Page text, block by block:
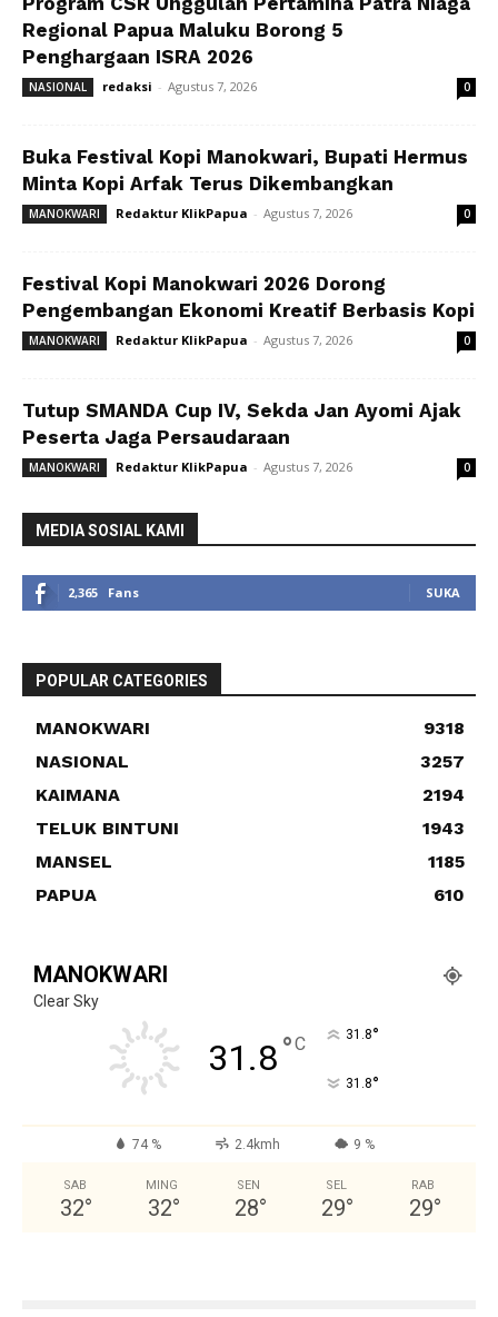
Regional Papua Maluku Borong 5
Penghargaan ISRA 2026
NASIONAL redaksi - Agustus 7, 2026 0
Buka Festival Kopi Manokwari, Bupati Hermus
Minta Kopi Arfak Terus Dikembangkan
MANOKWARI Redaktur KlikPapua - Agustus 7, 2026 0
Festival Kopi Manokwari 2026 Dorong
Pengembangan Ekonomi Kreatif Berbasis Kopi
MANOKWARI Redaktur KlikPapua - Agustus 7, 2026 0
Tutup SMANDA Cup IV, Sekda Jan Ayomi Ajak
Peserta Jaga Persaudaraan
MANOKWARI Redaktur KlikPapua - Agustus 7, 2026 0
MEDIA SOSIAL KAMI
2,365 Fans SUKA
POPULAR CATEGORIES
MANOKWARI
9318
NASIONAL
3257
KAIMANA
2194
TELUK BINTUNI
1943
MANSEL
1185
PAPUA
610
MANOKWARI
Clear Sky
31.8°C 31.8°
31.8°
74 % 2.4kmh 9 %
SAB
32°
MING
32°
SEN
28°
SEL
29°
RAB
29°